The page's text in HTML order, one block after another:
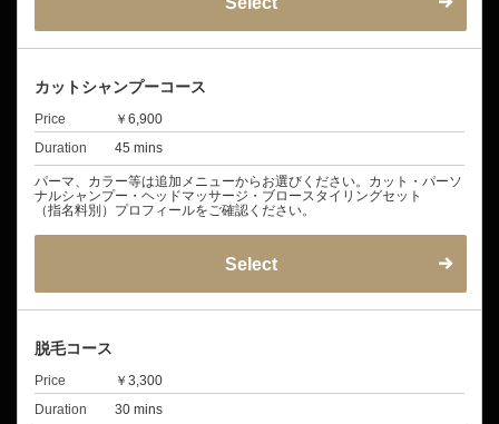
カットシャンプーコース
Price
￥6,900
Duration
45 mins
パーマ、カラー等は追加メニューからお選びください。カット・パーソ
ナルシャンプー・ヘッドマッサージ・ブロースタイリングセット
（指名料別）プロフィールをご確認ください。
Select
脱毛コース
Price
￥3,300
Duration
30 mins